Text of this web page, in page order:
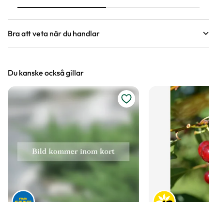
egenskaper är när trädet börjar bära
Bra att veta när du handlar
Vi försöker alltid ange växternas ungefärliga
mått, men då växter är levande och alla växter
är unika så kan måtten och din växts utseende
variera något från informationen och fotona på
hemsidan.
Växter är levande varor
Det är naturligt att växter får nya blad och
därmed också tappar blad. Om din växt har
Du kanske också gillar